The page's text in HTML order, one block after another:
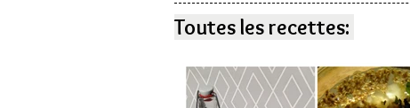
Toutes les recettes: